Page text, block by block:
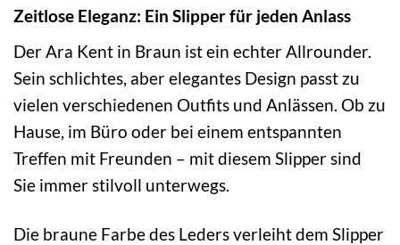
Zeitlose Eleganz: Ein Slipper für jeden Anlass
Der Ara Kent in Braun ist ein echter Allrounder.
Sein schlichtes, aber elegantes Design passt zu
vielen verschiedenen Outfits und Anlässen. Ob zu
Hause, im Büro oder bei einem entspannten
Treffen mit Freunden – mit diesem Slipper sind
Sie immer stilvoll unterwegs.
Die braune Farbe des Leders verleiht dem Slipper